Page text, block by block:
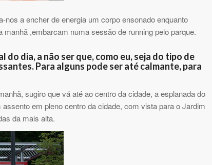
a encher de energia um corpo ensonado enquanto
,embarcam numa sessão de running pelo parque.
dia, a não ser que, como eu, seja do tipo de
Para alguns pode ser até calmante, para
sugiro que vá até ao centro da cidade, a esplanada do
em pleno centro da cidade, com vista para o Jardim
da mais alta.